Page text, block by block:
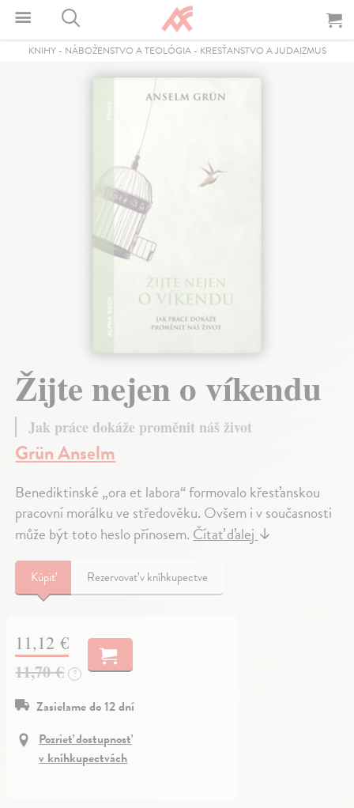
KNIHY- NÁBOŽENSTVO A TEOLÓGIA- KRESŤANSTVO A JUDAIZMUS
Žijte nejen o víkendu
Jak práce dokáže proměnit náš život
Grün Anselm
Benediktinské „ora et labora“ formovalo křesťanskou
pracovní morálku ve středověku. Ovšem i v současnosti
může být toto heslo přínosem.Čítať ďalej↓
Kúpiť Rezervovať v kníhkupectve
11,12 €
11,70 €
?
Zasielame do 12 dní
Pozrieť dostupnosť
v kníhkupectvách